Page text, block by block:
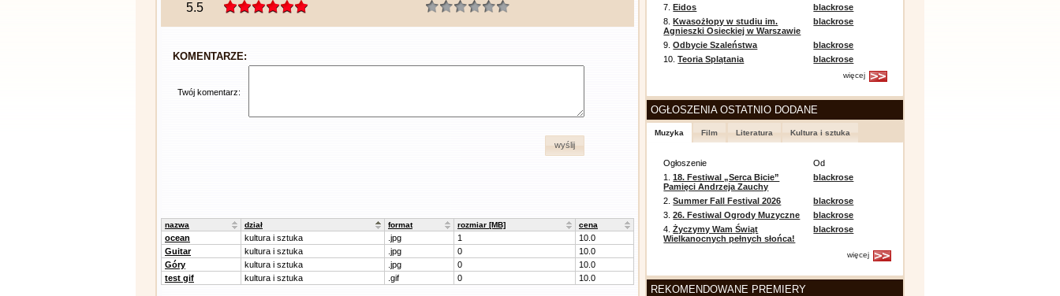
5.5
KOMENTARZE:
Twój komentarz:
wyślij
nazwa dział format rozmiar [MB] cena
ocean kultura i sztuka .jpg 1
10.0
Guitar
kultura i sztuka .jpg 0
10.0
Góry
kultura i sztuka .jpg 0
10.0
test gif
kultura i sztuka .gif 0 10.0
7.Eidos
blackrose
8.Kwasożłopy w studiu im.
Agnieszki Osieckiej w Warszawie
blackrose
9.Odbycie Szaleństwa
blackrose
10.Teoria Splątania blackrose
więcej
OGŁOSZENIA OSTATNIO DODANE
Muzyka Film Literatura Kultura i sztuka
Ogłoszenie
Od
1.18. Festiwal „Serca Bicie”
Pamięci Andrzeja Zauchy
blackrose
2.Summer Fall Festival 2026
blackrose
3.26. Festiwal Ogrody Muzyczne
blackrose
4.Życzymy Wam Świąt
Wielkanocnych pełnych słońca!
blackrose
więcej
REKOMENDOWANE PREMIERY